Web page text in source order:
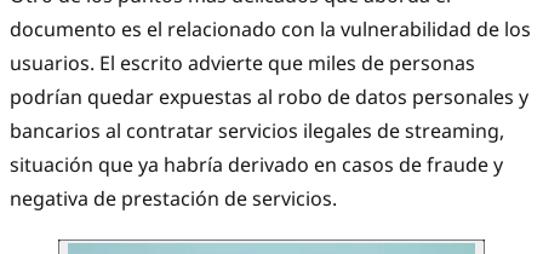
documento es el relacionado con la vulnerabilidad de los
usuarios. El escrito advierte que miles de personas
podrían quedar expuestas al robo de datos personales y
bancarios al contratar servicios ilegales de streaming,
situación que ya habría derivado en casos de fraude y
negativa de prestación de servicios.